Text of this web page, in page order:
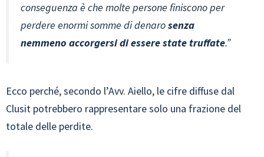
conseguenza è che molte persone finiscono per
perdere enormi somme di denarosenza
nemmeno accorgersi di essere state truffate.”
Ecco perché, secondo l’Avv. Aiello, le cifre diffuse dal
Clusit potrebbero rappresentare solo una frazione del
totale delle perdite.